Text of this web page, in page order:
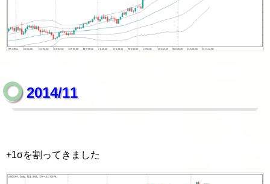
2014/11
+1σを割ってきました